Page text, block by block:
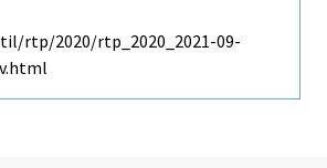
rtp/2020/rtp_2020_2021-09-